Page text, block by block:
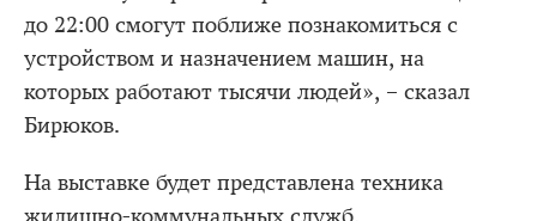
до 22:00 смогут поближе познакомиться с
устройством и назначением машин, на
которых работают тысячи людей», – сказал
Бирюков.
На выставке будет представлена техника